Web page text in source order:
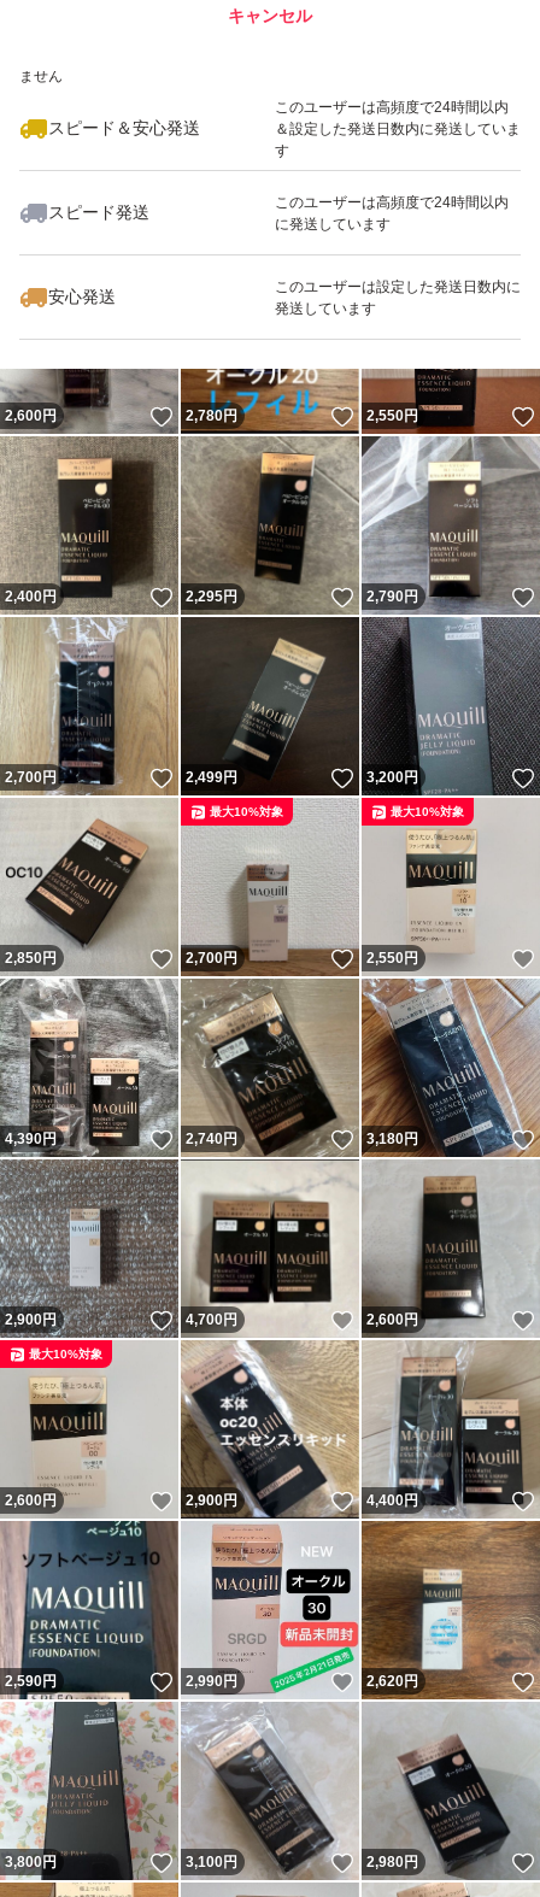
ません
スピード＆安心発送
このユーザーは高頻度で24時間以内
＆設定した発送日数内に発送していま
す
スピード発送
このユーザーは高頻度で24時間以内
に発送しています
安心発送
このユーザーは設定した発送日数内に
発送しています
キャンセル
いいね！
2,900
2,600円 いいね！
2,780円 いいね！
2,550円
2,400円 いいね！
2,295円 いいね！
2,790円
2,700円 いいね！
2,499円 いいね！
3,200円
2,850円 いいね！
2,700円 いいね！
最大10%対象
2,550円
最大10%対象
4,390円 いいね！
2,740円 いいね！
3,180円
2,900円 いいね！
4,700円 いいね！
2,600円
2,600円 いいね！
最大10%対象
2,900円 いいね！
4,400円
2,590円 いいね！
2,990円 いいね！
2,620円
3,800円 いいね！
3,100円 いいね！
2,980円